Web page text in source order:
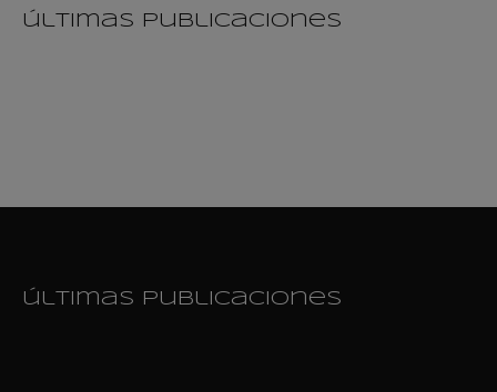
últimas publicaciones
últimas publicaciones